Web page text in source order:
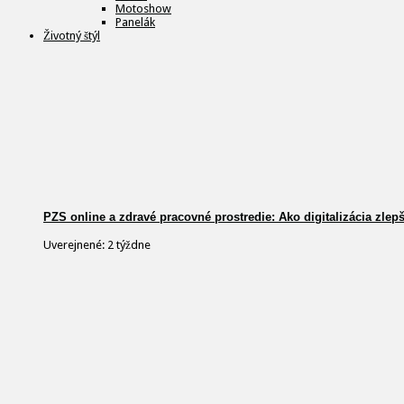
Motoshow
Panelák
Životný štýl
PZS online a zdravé pracovné prostredie: Ako digitalizácia
Uverejnené: 2 týždne